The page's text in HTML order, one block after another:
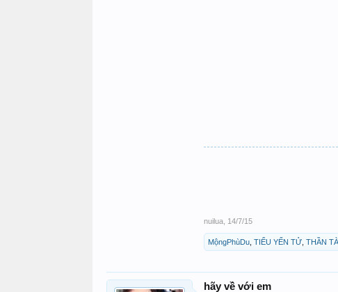
nuilua 14/7/15
MộngPhùDu TIỂU YẾN TỬ THẦN
hãy về với em